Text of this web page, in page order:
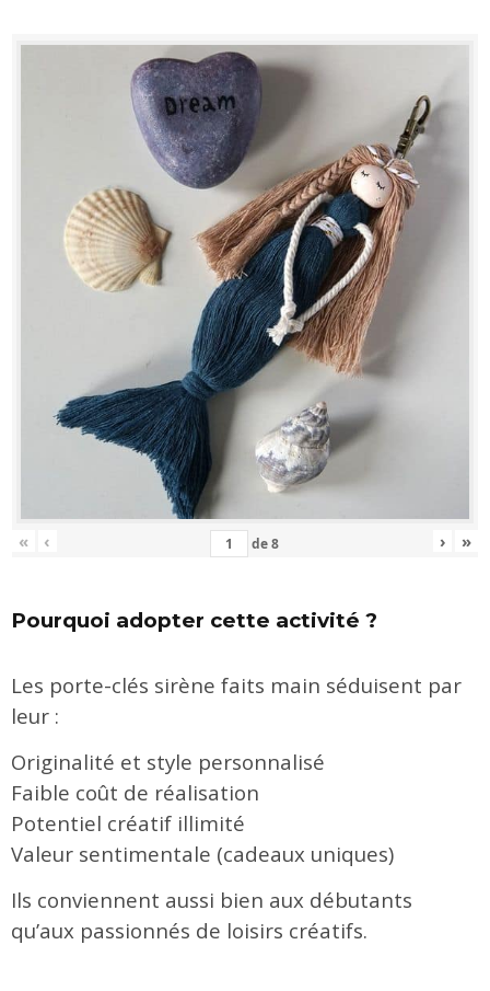
« ‹ de8 › »
Pourquoi adopter cette activité ?
Les porte-clés sirène faits main séduisent par
leur :
Originalité et style personnalisé
Faible coût de réalisation
Potentiel créatif illimité
Valeur sentimentale (cadeaux uniques)
Ils conviennent aussi bien aux débutants
qu’aux passionnés de loisirs créatifs.